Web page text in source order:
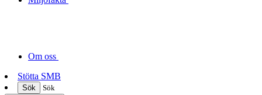
Om oss
Stötta SMB
Sök
Sök